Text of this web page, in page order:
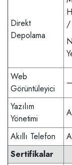
Direkt
Depolama
/
Web
Görüntüleyici
–
Yazılım
Yönetimi
Akıllı Telefon
Sertifikalar